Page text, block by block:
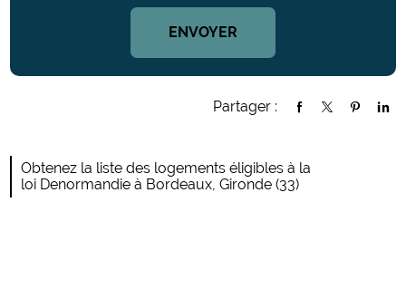
Partager :
Obtenez la liste des logements éligibles à la
loi Denormandie à Bordeaux, Gironde (33)